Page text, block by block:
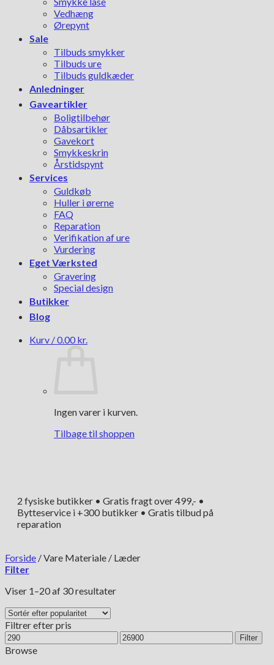
Vedhæng
Ørepynt
Sale
Tilbuds smykker
Tilbuds ure
Tilbuds guldkæder
Anledninger
Gaveartikler
Boligtilbehør
Dåbsartikler
Gavekort
Smykkeskrin
Årstidspynt
Services
Guldkøb
Huller i ørerne
FAQ
Reparation
Verifikation af ure
Vurdering
Eget Værksted
Gravering
Special design
Butikker
Blog
Kurv /0.00 kr.
Ingen varer i kurven.
Tilbage til shoppen
2 fysiske butikker • Gratis fragt over 499,- •
Bytteservice i +300 butikker • Gratis tilbud på
reparation
Forside /Vare Materiale / Læder
Filter
Viser 1–20 af 30 resultaterSorteret
Filtrer efter pris
Mindste
pris
Højeste
pris
Filter
Browse